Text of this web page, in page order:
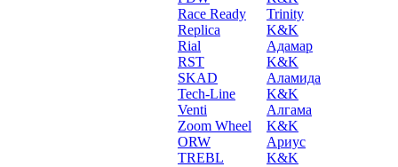
Race Ready
Replica
Rial
RST
SKAD
Tech-Line
Venti
Zoom Wheel
ORW
TREBL
Trinity
K&K
Адамар
K&K
Аламида
K&K
Алгама
K&K
Ариус
K&K